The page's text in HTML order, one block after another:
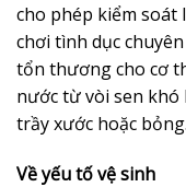
cho phép kiểm soát
chơi tình dục
tổn thương cho cơ
nước từ vòi sen khó
trầy xước hoặc bỏng.
Về yếu tố vệ sinh